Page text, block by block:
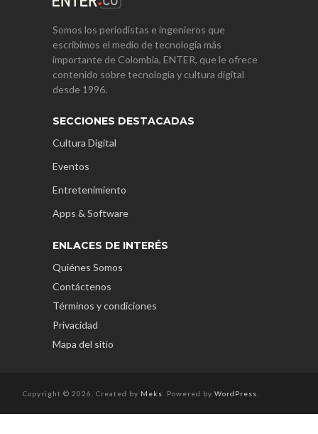
Somos los periodistas e ingenieros que
escribimos el medio de tecnología más
importante de Colombia, ENTER, que le ofrece
contenido sobre tecnología y cultura digital
desde 1996.
SECCIONES DESTACADAS
Cultura Digital
Eventos
Entretenimiento
Apps & Software
ENLACES DE INTERÉS
Quiénes Somos
Contáctenos
Términos y condiciones
Privacidad
Mapa del sitio
Copyright © 2026. Created by Meks . Powered by WordPress